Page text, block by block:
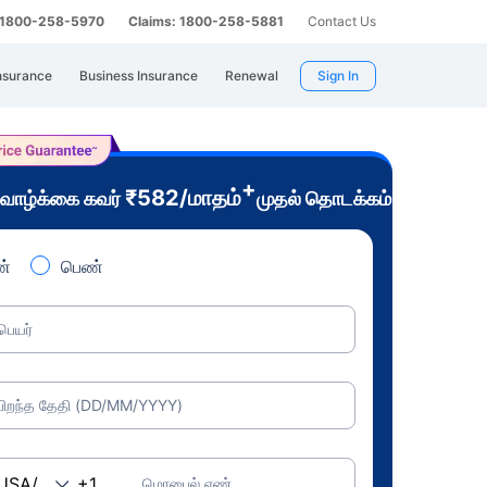
258-5970 Claims: 1800-258-5881 Contact Us
Business Insurance Renewal Sign In
வாழ்க்கை கவர்₹582/மாதம்+முதல் தொடக்கம்
பெண்
தேதி (DD/MM/YYYY)
மொபைல் எண்